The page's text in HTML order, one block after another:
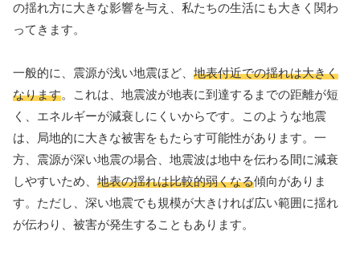
の揺れ方に大きな影響を与え、私たちの生活にも大きく関わ
ってきます。
一般的に、震源が浅い地震ほど、 地表付近での揺れは大きく
なります。これは、地震波が地表に到達するまでの距離が短
く、エネルギーが減衰しにくいからです。このような地震
は、局地的に大きな被害をもたらす可能性があります。一
方、震源が深い地震の場合、地震波は地中を伝わる間に減衰
しやすいため、 地表の揺れは比較的弱くなる傾向がありま
す。ただし、深い地震でも規模が大きければ広い範囲に揺れ
が伝わり、被害が発生することもあります。